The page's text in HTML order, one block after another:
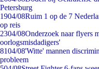
Petersburg
1904/08Ruim 1 op de 7
op reis
2304/08Onderzoek naar flyers
oorlogsmisdadigers'
8104/08'Witte' mannen
probleem